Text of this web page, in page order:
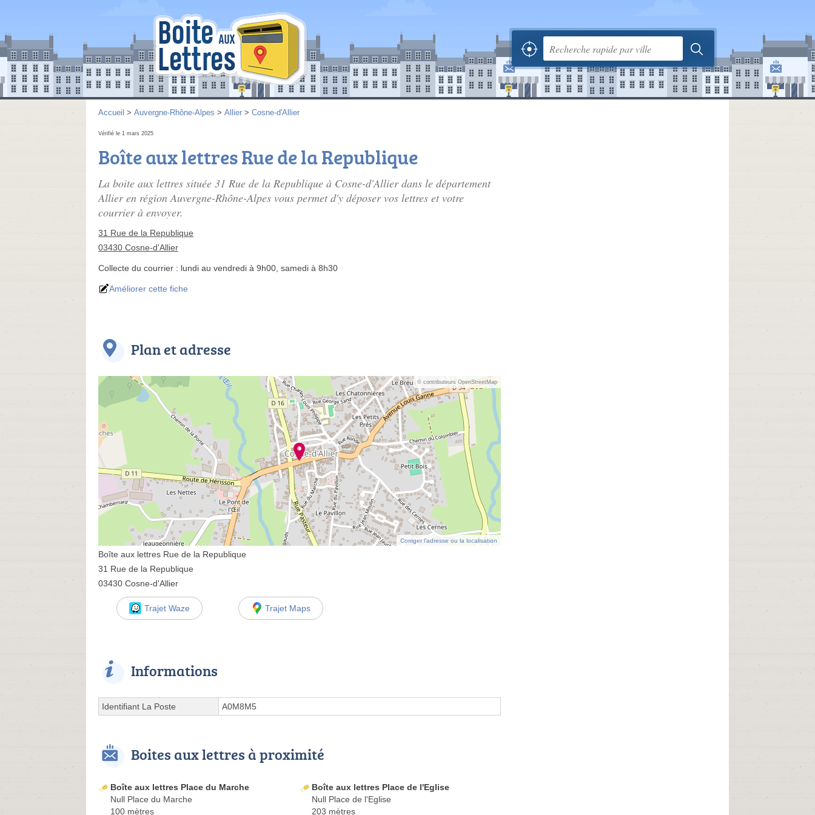
Accueil > Auvergne-Rhône-Alpes > Allier > Cosne-d'Allier
Vérifié le 1 mars 2025
Boîte aux lettres Rue de la Republique
La boite aux lettres située 31 Rue de la Republique à Cosne-d'Allier dans le département
Allier en région Auvergne-Rhône-Alpes vous permet d'y déposer vos lettres et votre
courrier à envoyer.
31 Rue de la Republique
03430 Cosne-d'Allier
Collecte du courrier : lundi au vendredi à 9h00, samedi à 8h30
Améliorer cette fiche
Plan et adresse
© contributeurs OpenStreetMap
Corriger l’adresse ou la localisation
Boîte aux lettres Rue de la Republique
31 Rue de la Republique
03430 Cosne-d'Allier
Trajet Waze Trajet Maps
Informations
Identifiant La Poste A0M8M5
Boites aux lettres à proximité
Boîte aux lettres Place du Marche
Null Place du Marche
100 mètres
Boîte aux lettres Place de l'Eglise
Null Place de l'Eglise
203 mètres